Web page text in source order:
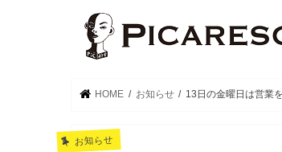
HOME お知らせ 13日の金曜日は営業
お知らせ